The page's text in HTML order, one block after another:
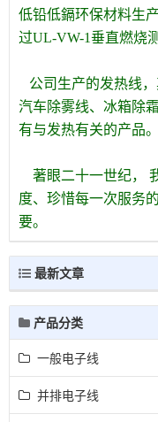
低铅低鎘环保材料生
过UL-VW-1垂直燃烧
公司生产的发热线，
汽车除雾线、冰箱除
有与发热有关的产品。
著眼二十一世纪，
度、珍惜每一次服务
要。
最新文章
产品分类
一般电子线
并排电子线